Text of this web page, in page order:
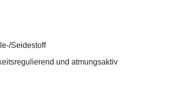
Seidestoff
und atmungsaktiv